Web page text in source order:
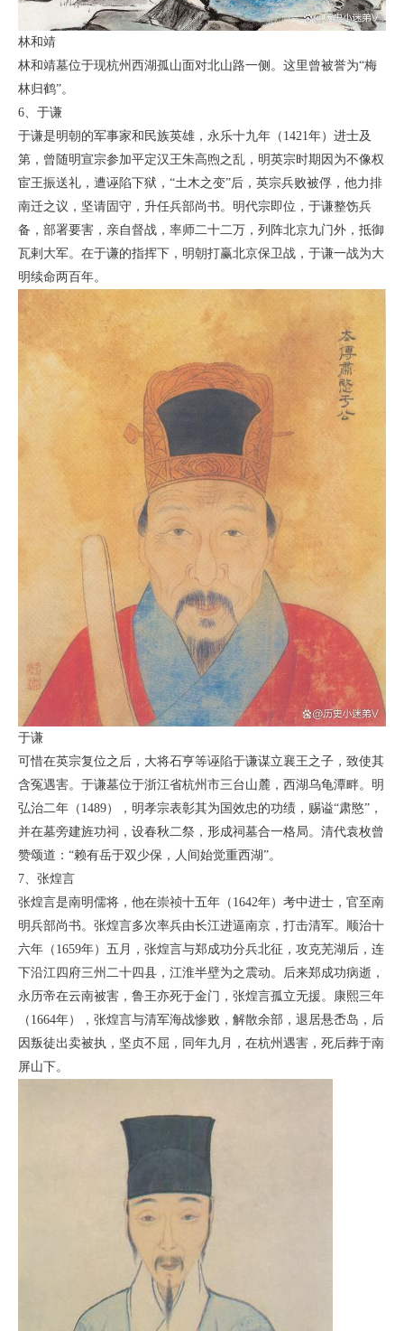
林和靖
林和靖墓位于现杭州西湖孤山面对北山路一侧。这里曾被誉为“梅
林归鹤”。
6、于谦
于谦是明朝的军事家和民族英雄，永乐十九年（1421年）进士及
第，曾随明宣宗参加平定汉王朱高煦之乱，明英宗时期因为不像权
宦王振送礼，遭诬陷下狱，“土木之变”后，英宗兵败被俘，他力排
南迁之议，坚请固守，升任兵部尚书。明代宗即位，于谦整饬兵
备，部署要害，亲自督战，率师二十二万，列阵北京九门外，抵御
瓦剌大军。在于谦的指挥下，明朝打赢北京保卫战，于谦一战为大
明续命两百年。
于谦
可惜在英宗复位之后，大将石亨等诬陷于谦谋立襄王之子，致使其
含冤遇害。于谦墓位于浙江省杭州市三台山麓，西湖乌龟潭畔。明
弘治二年（1489），明孝宗表彰其为国效忠的功绩，赐谥“肃愍”，
并在墓旁建旌功祠，设春秋二祭，形成祠墓合一格局。清代袁枚曾
赞颂道：“赖有岳于双少保，人间始觉重西湖”。
7、张煌言
张煌言是南明儒将，他在崇祯十五年（1642年）考中进士，官至南
明兵部尚书。张煌言多次率兵由长江进逼南京，打击清军。顺治十
六年（1659年）五月，张煌言与郑成功分兵北征，攻克芜湖后，连
下沿江四府三州二十四县，江淮半壁为之震动。后来郑成功病逝，
永历帝在云南被害，鲁王亦死于金门，张煌言孤立无援。康熙三年
（1664年），张煌言与清军海战惨败，解散余部，退居悬㟀岛，后
因叛徒出卖被执，坚贞不屈，同年九月，在杭州遇害，死后葬于南
屏山下。